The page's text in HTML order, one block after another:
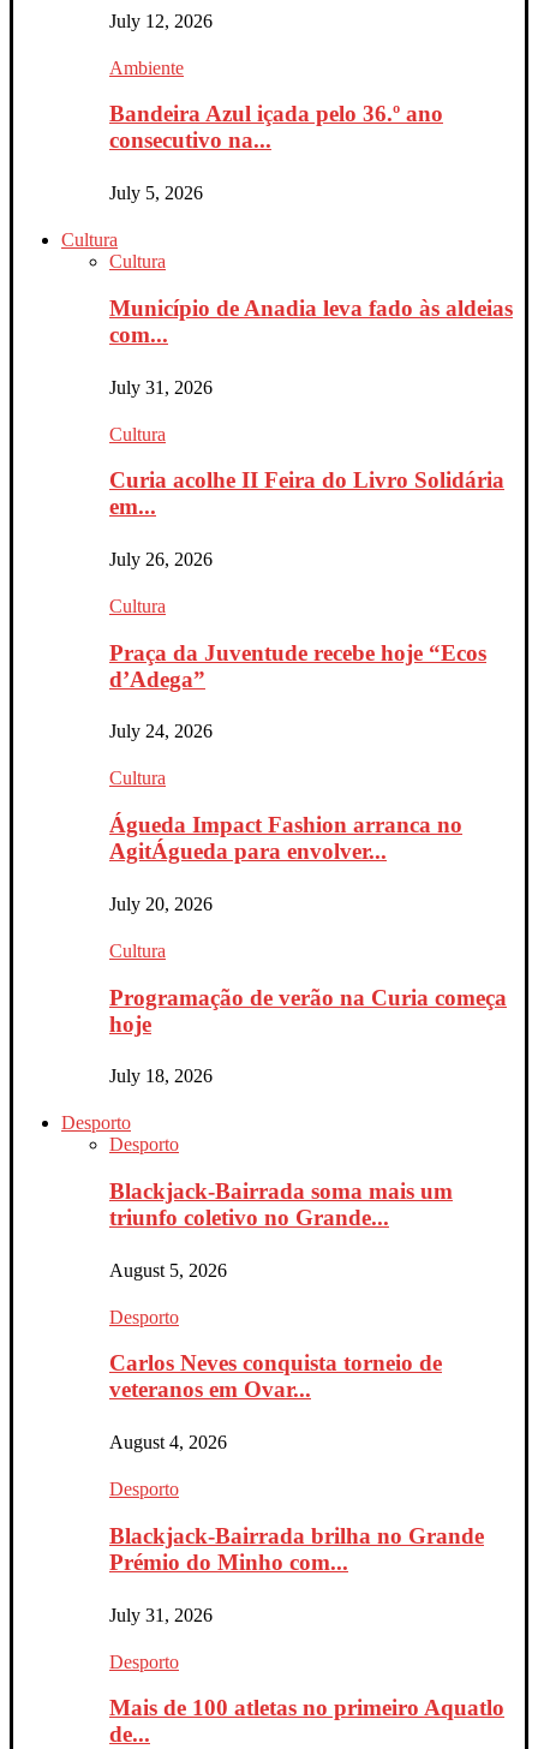
July 12, 2026
Ambiente
Bandeira Azul içada pelo 36.º ano
consecutivo na...
July 5, 2026
Cultura
Cultura
Município de Anadia leva fado às aldeias
com...
July 31, 2026
Cultura
Curia acolhe II Feira do Livro Solidária
em...
July 26, 2026
Cultura
Praça da Juventude recebe hoje “Ecos
d’Adega”
July 24, 2026
Cultura
Águeda Impact Fashion arranca no
AgitÁgueda para envolver...
July 20, 2026
Cultura
Programação de verão na Curia começa
hoje
July 18, 2026
Desporto
Desporto
Blackjack-Bairrada soma mais um
triunfo coletivo no Grande...
August 5, 2026
Desporto
Carlos Neves conquista torneio de
veteranos em Ovar...
August 4, 2026
Desporto
Blackjack-Bairrada brilha no Grande
Prémio do Minho com...
July 31, 2026
Desporto
Mais de 100 atletas no primeiro Aquatlo
de...